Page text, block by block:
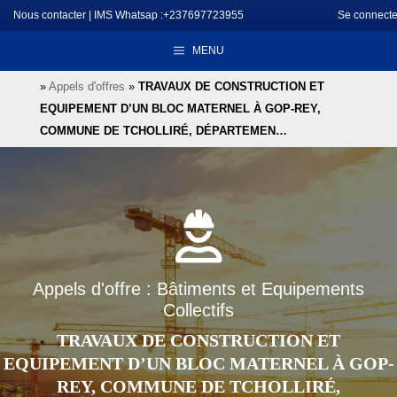
Aller
au
Nous contacter IMS Whatsap :+237697723955 Se
MENU
» Appels d'offres » TRAVAUX DE CONSTRUCTION ET
EQUIPEMENT D’UN BLOC MATERNEL À GOP-REY,
COMMUNE DE TCHOLLIRÉ, DÉPARTEMEN…
Appels d'offre : Bâtiments et Equipements
Collectifs
TRAVAUX DE CONSTRUCTION ET
EQUIPEMENT D’UN BLOC MATERNEL À GOP-
REY, COMMUNE DE TCHOLLIRÉ,